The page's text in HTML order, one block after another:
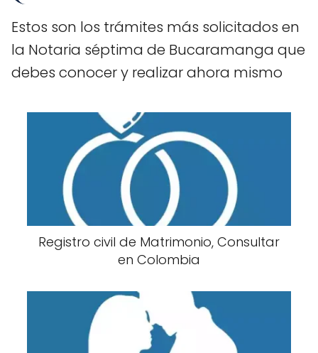
Estos son los trámites más solicitados en
la Notaria séptima de Bucaramanga que
debes conocer y realizar ahora mismo
Registro civil de Matrimonio, Consultar
en Colombia